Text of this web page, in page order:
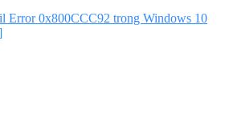
Error 0x800CCC92 trong Windows 10